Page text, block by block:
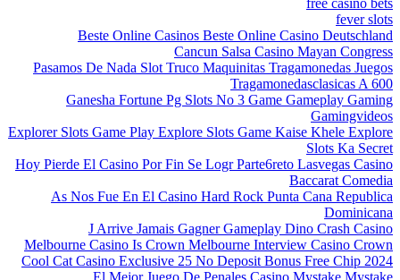
free casino bets
fever slots
Beste Online Casinos Beste Online Casino Deutschland
Cancun Salsa Casino Mayan Congress
Pasamos De Nada Slot Truco Maquinitas Tragamonedas Juegos
Tragamonedasclasicas A 600
Ganesha Fortune Pg Slots No 3 Game Gameplay Gaming
Gamingvideos
Explorer Slots Game Play Explore Slots Game Kaise Khele Explore
Slots Ka Secret
Hoy Pierde El Casino Por Fin Se Logr Parte6reto Lasvegas Casino
Baccarat Comedia
As Nos Fue En El Casino Hard Rock Punta Cana Republica
Dominicana
J Arrive Jamais Gagner Gameplay Dino Crash Casino
Melbourne Casino Is Crown Melbourne Interview Casino Crown
Cool Cat Casino Exclusive 25 No Deposit Bonus Free Chip 2024
El Mejor Juego De Penales Casino Mystake Mystake